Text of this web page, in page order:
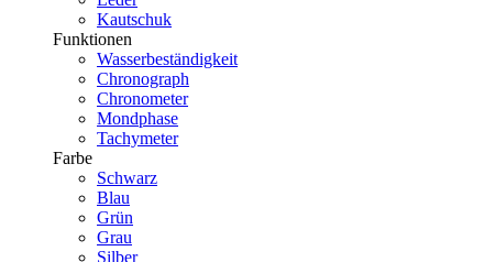
Kautschuk
Funktionen
Wasserbeständigkeit
Chronograph
Chronometer
Mondphase
Tachymeter
Farbe
Schwarz
Blau
Grün
Grau
Silber